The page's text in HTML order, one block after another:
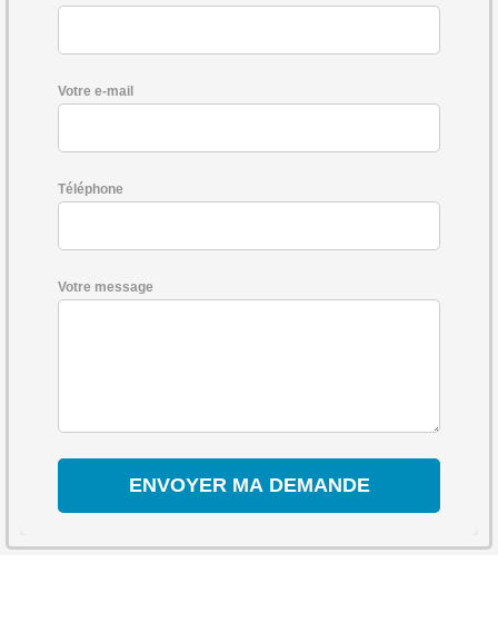
Votre e-mail
Téléphone
Votre message